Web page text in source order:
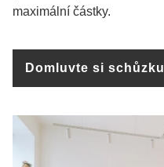
maximální částky.
Domluvte si schůzku